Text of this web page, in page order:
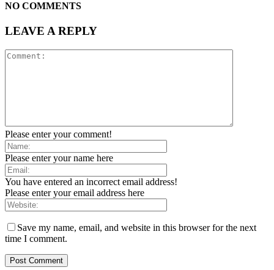
NO COMMENTS
LEAVE A REPLY
Please enter your comment!
Please enter your name here
You have entered an incorrect email address!
Please enter your email address here
Save my name, email, and website in this browser for the next
time I comment.